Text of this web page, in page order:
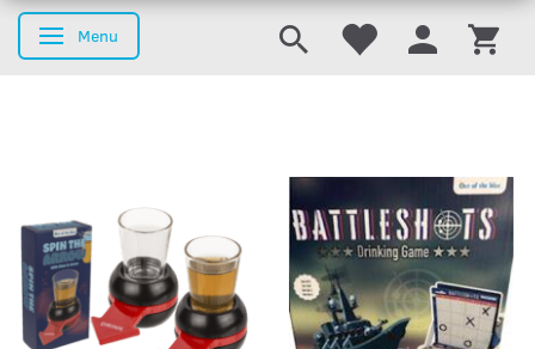
Skifte navigation
Menu